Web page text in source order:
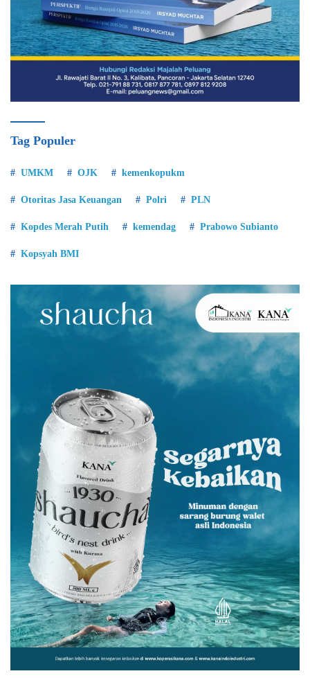
Tag Populer
UMKM OJK kemenkopukm
Otoritas Jasa Keuangan Polri PLN
Kopdes Merah Putih kemendag Prabowo Subianto
Kopsyah BMI